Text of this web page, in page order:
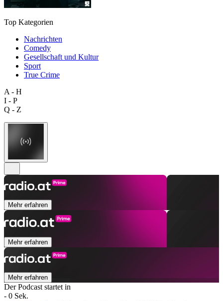
Top Kategorien
Nachrichten
Comedy
Gesellschaft und Kultur
Sport
True Crime
A - H
I - P
Q - Z
Mehr erfahren
Mehr erfahren
Mehr erfahren
Der Podcast startet in
- 0 Sek.